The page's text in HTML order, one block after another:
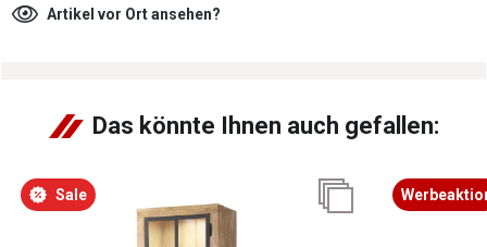
Artikel vor Ort ansehen?
Das könnte Ihnen auch gefallen:
Sale